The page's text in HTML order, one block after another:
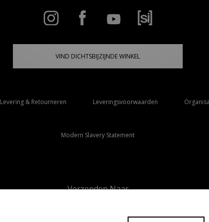
VIND DICHTSBIJZIJNDE WINKEL
Levering & Retourneren Leveringsvoorwaarden
Modern Slavery Statement
Verzenden Naar